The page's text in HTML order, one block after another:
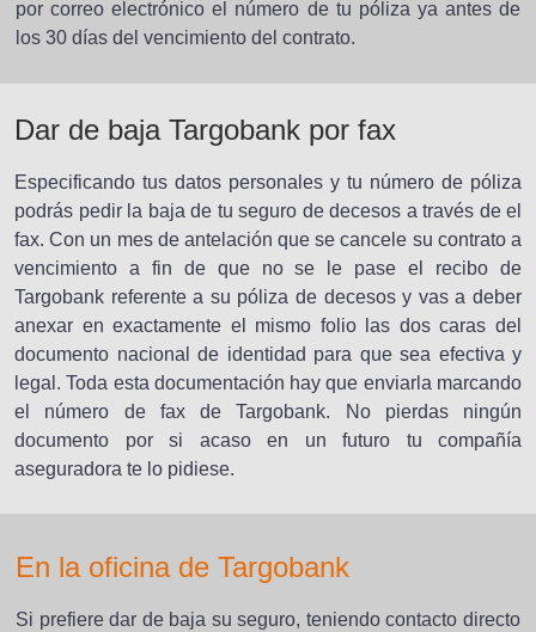
por correo electrónico el número de tu póliza ya antes de
los 30 días del vencimiento del contrato.
Dar de baja Targobank por fax
Especificando tus datos personales y tu número de póliza
podrás pedir la baja de tu seguro de decesos a través de el
fax. Con un mes de antelación que se cancele su contrato a
vencimiento a fin de que no se le pase el recibo de
Targobank referente a su póliza de decesos y vas a deber
anexar en exactamente el mismo folio las dos caras del
documento nacional de identidad para que sea efectiva y
legal. Toda esta documentación hay que enviarla marcando
el número de fax de Targobank. No pierdas ningún
documento por si acaso en un futuro tu compañía
aseguradora te lo pidiese.
En la oficina de Targobank
Si prefiere dar de baja su seguro, teniendo contacto directo